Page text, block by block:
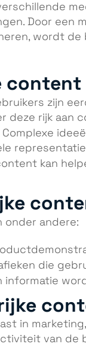
Door een
wordt
content
zijn
deze rijk aan
Complexe
kan
onder andere:
die
informatie
in
van de